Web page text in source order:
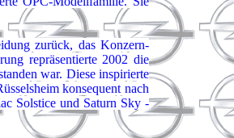
zurück, das Konzern-
repräsentierte 2002 die
war. Diese inspirierte
konsequent nach
Solstice und Saturn Sky -